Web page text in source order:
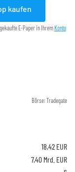
kaufen
E-Paper in IhremKonto
Börse: Tradegate
18,42 EUR
7,40 Mrd. EUR